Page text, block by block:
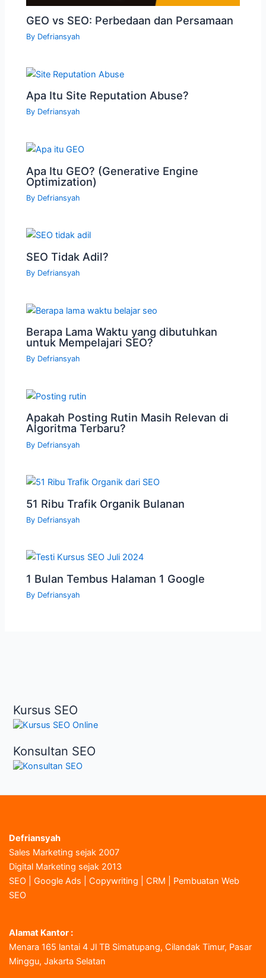
GEO vs SEO: Perbedaan dan Persamaan
By Defriansyah
Apa Itu Site Reputation Abuse?
By Defriansyah
Apa Itu GEO? (Generative Engine
Optimization)
By Defriansyah
SEO Tidak Adil?
By Defriansyah
Berapa Lama Waktu yang dibutuhkan
untuk Mempelajari SEO?
By Defriansyah
Apakah Posting Rutin Masih Relevan di
Algoritma Terbaru?
By Defriansyah
51 Ribu Trafik Organik Bulanan
By Defriansyah
1 Bulan Tembus Halaman 1 Google
By Defriansyah
Kursus SEO
Konsultan SEO
Defriansyah
Sales Marketing sejak 2007
Digital Marketing sejak 2013
SEO | Google Ads | Copywriting | CRM | Pembuatan Web
SEO
Alamat Kantor :
Menara 165 lantai 4 Jl TB Simatupang, Cilandak Timur, Pasar
Minggu, Jakarta Selatan